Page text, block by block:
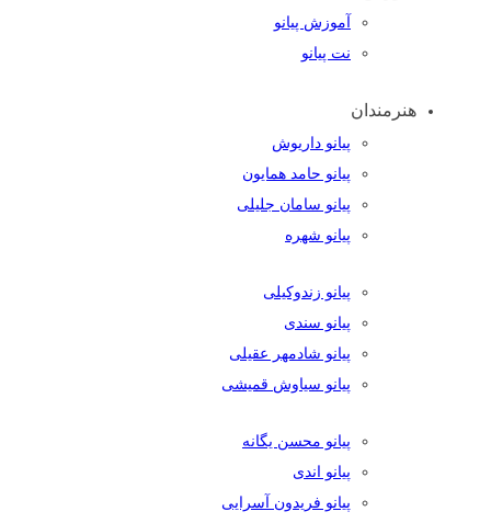
آموزش پیانو
نت پیانو
هنرمندان
پیانو داریوش
پیانو حامد همایون
پیانو سامان جلیلی
پیانو شهره
پیانو زندوکیلی
پیانو سندی
پیانو شادمهر عقیلی
پیانو سیاوش قمیشی
پیانو محسن یگانه
پیانو اندی
پیانو فریدون آسرایی